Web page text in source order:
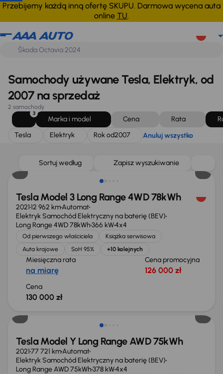
Przebijemy każdą inną ofertę SKUPU. Darmowa wycena auta
online TU.
Tesla Elektryk Rok od 2007 Anuluj wszystko
Samochody używane Tesla, Elektryk, od
2007 na sprzedaż
2 samochody
3
Marka i model Cena Rata
Tesla
Elektryk Rok od2007 Anuluj wszystko
Sortuj według Zapisz wyszukiwanie
Tesla Model 3 Long Range 4WD 78kWh
202112 962 kmAutomat
Elektryk Samochód Elektryczny na baterię (BEV)
Long Range 4WD 78kWh366 kW4x4
Od pierwszego właściciela
Książka serwisowa
Auta krajowe
SoH 95% +10 kolejnych
Miesięczna rata
na miarę
Cena promocyjna
126 000 zł
Cena
130 000 zł
Tesla Model Y Long Range AWD 75kWh
202177 721 kmAutomat
Elektryk Samochód Elektryczny na baterię (BEV)
Long Range AWD 75kWh378 kW4x4